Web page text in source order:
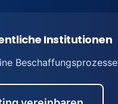
Institutionen
Beschaffungsprozesse